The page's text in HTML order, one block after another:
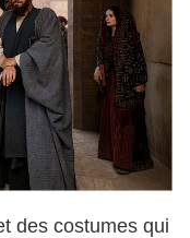
des costumes qui